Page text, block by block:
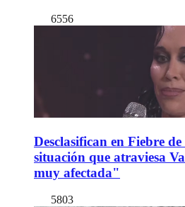
6556
Desclasifican en Fiebre
situación que atraviesa
muy afectada"
5803